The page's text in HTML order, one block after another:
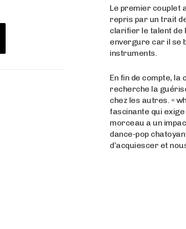
Le premier couplet
repris par un trait
clarifier le talent de
envergure car il se
instruments.
En fin de compte, la
recherche la
chez les autres. «
fascinante qui
morceau a un
dance-pop
d’acquiescer et